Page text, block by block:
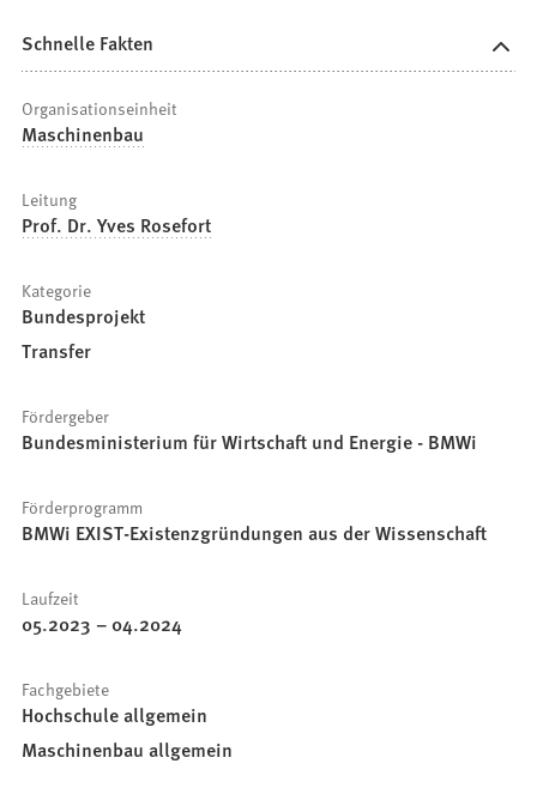
Schnelle Fakten
Organisationseinheit
Maschinenbau
Leitung
Prof. Dr. Yves Rosefort
Kategorie
Bundesprojekt
Transfer
Fördergeber
Bundesministerium für Wirtschaft und Energie - BMWi
Förderprogramm
BMWi EXIST-Existenzgründungen aus der Wissenschaft
Laufzeit
05.2023 – 04.2024
Fachgebiete
Hochschule allgemein
Maschinenbau allgemein